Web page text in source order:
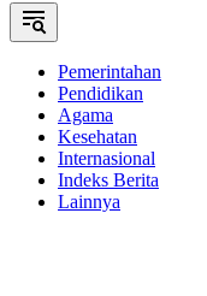
Pemerintahan
Pendidikan
Agama
Kesehatan
Internasional
Indeks Berita
Lainnya